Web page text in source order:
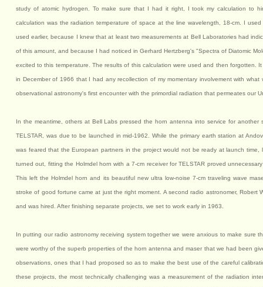
study of atomic hydrogen. To make sure that I had it right, I took my calculation to
calculation was the radiation temperature of space at the line wavelength, 18-cm. I
used earlier, because I knew that at least two measurements at Bell Laboratories had
of this amount, and because I had noticed in Gerhard Hertzberg's "Spectra of Diatomic
excited to this temperature. The results of this calculation were used and then forgotten.
in December of 1966 that I had any recollection of my momentary involvement with
observational astronomy's first encounter with the primordial radiation that permeates our
In the meantime, others at Bell Labs pressed the horn antenna into service for another
TELSTAR, was due to be launched in mid-1962. While the primary earth station at
was feared that the European partners in the project would not be ready at launch time,
turned out, fitting the Holmdel horn with a 7-cm receiver for TELSTAR proved
This left the Holmdel horn and its beautiful new ultra low-noise 7-cm traveling wave
stroke of good fortune came at just the right moment. A second radio astronomer, Robert
and was hired. After finishing separate projects, we set to work early in 1963.
In putting our radio astronomy receiving system together we were anxious to make sure
were worthy of the superb properties of the horn antenna and maser that we had been
observations, ones that I had proposed so as to make the best use of the careful
these projects, the most technically challenging was a measurement of the radiation